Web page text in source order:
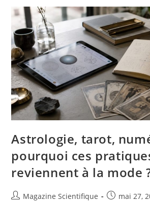
Astrologie, tarot,
pourquoi ces
reviennent à la mode
Magazine Scientifique
mai 27,